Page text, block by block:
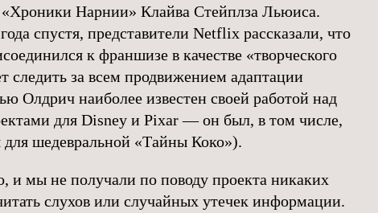
«Хроники Нарнии» Клайва Стейплза Льюиса.
спустя, представители Netflix рассказали, что
к франшизе в качестве «творческого
следить за всем продвижением адаптации
наиболее известен своей работой над
для Disney и Pixar — он был, в том числе,
для шедевральной «Тайны Коко»).
и мы не получали по поводу проекта никаких
слухов или случайных утечек информации.